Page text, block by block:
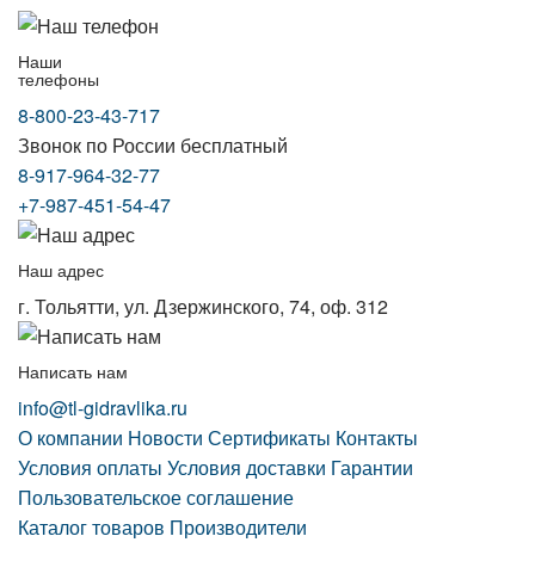
Наши
телефоны
8-800-23-43-717
Звонок по России бесплатный
8-917-964-32-77
+7-987-451-54-47
Наш адрес
г. Тольятти, ул. Дзержинского, 74, оф. 312
Написать нам
info@tl-gidravlika.ru
О компании Новости Сертификаты Контакты
Условия оплаты Условия доставки Гарантии
Пользовательское соглашение
Каталог товаров Производители